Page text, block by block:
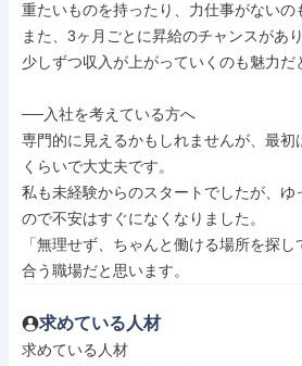
重たいものを持ったり、力仕事がないの
また、3ヶ月ごとに昇給のチャンスがあ
少しずつ収入が上がっていくのも魅力だ
──入社を考えている方へ
専門的に見えるかもしれませんが、最初
くらいで大丈夫です。
私も未経験からのスタートでしたが、ゆ
ので不安はすぐになくなりました。
「無理せず、ちゃんと働ける場所を探
合う職場だと思います。
求めている人材
求めている人材